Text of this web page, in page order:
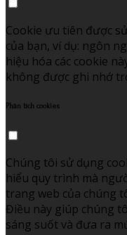
Cookie ưu tiên được
của bạn, ví dụ: ngôn
hiệu hóa các cookie
không được ghi nhớ
Phân tích cookies
Chúng tôi sử dụng
hiểu quy trình mà
trang web của chúng
Điều này giúp chúng
sáng suốt và đưa ra